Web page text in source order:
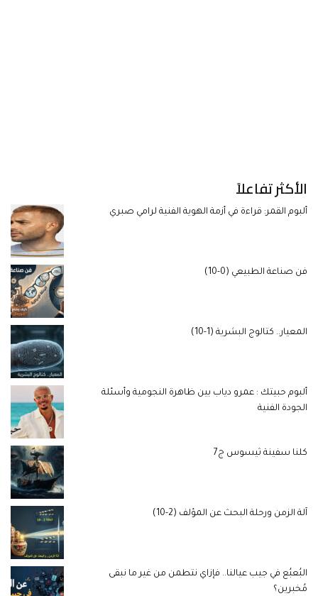
الأكثر تفاعلاً
ألبوم القمر: قراءة في أزمة الهوية الفنية لرامي صبري
فن صناعة الطبيعي (0-10)
المعيار.. كتالوج البشرية (1-10)
ألبوم حبيتك : عمرو دياب بين ظاهرة النجومية وأسئلة
الجودة الفنية
كلنا سفينة ثيسوس ج7
آلة الزمن ورحلة البحث عن المؤلف (2-10)
البُعبُع في جيب عيالنا.. فإزاي نتطمن من غير ما نبقى
مُخبرين؟